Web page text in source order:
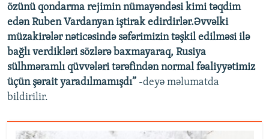
özünü qondarma rejimin nümayəndəsi kimi təqdim
edən Ruben Vardanyan iştirak edirdirlər.Əvvəlki
müzakirələr nəticəsində səfərimizin təşkil edilməsi ilə
bağlı verdikləri sözlərə baxmayaraq, Rusiya
sülhməramlı qüvvələri tərəfindən normal fəaliyyətimiz
üçün şərait yaradılmamışdı” -deyə məlumatda
bildirilir.